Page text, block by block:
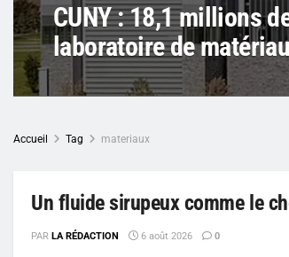
CUNY : 18,1 millions
laboratoire de
Accueil Tag materiaux
Un fluide sirupeux comme le
PAR LA RÉDACTION 6 août 2026 0